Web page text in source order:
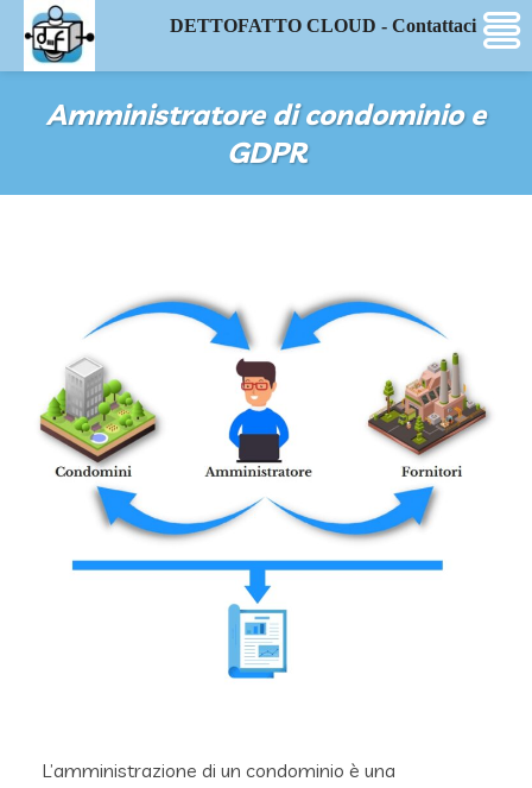
Amministratore di condominio e
GDPR
L’amministrazione di un condominio è una
DETTOFATTO CLOUD - Contattaci